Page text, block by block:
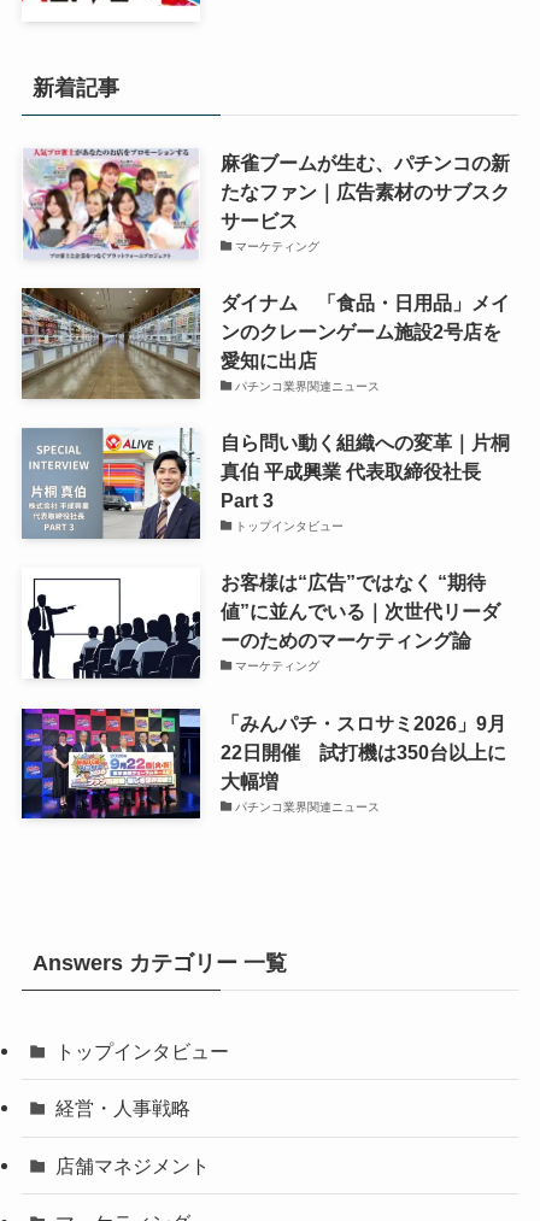
新着記事
麻雀ブームが生む、パチンコの新
たなファン｜広告素材のサブスク
サービス
マーケティング
ダイナム 「食品・日用品」メイ
ンのクレーンゲーム施設2号店を
愛知に出店
パチンコ業界関連ニュース
自ら問い動く組織への変革｜片桐
真伯 平成興業 代表取締役社長
Part 3
トップインタビュー
お客様は“広告”ではなく “期待
値”に並んでいる｜次世代リーダ
ーのためのマーケティング論
マーケティング
「みんパチ・スロサミ2026」9月
22日開催 試打機は350台以上に
大幅増
パチンコ業界関連ニュース
Answers カテゴリー 一覧
トップインタビュー
経営・人事戦略
店舗マネジメント